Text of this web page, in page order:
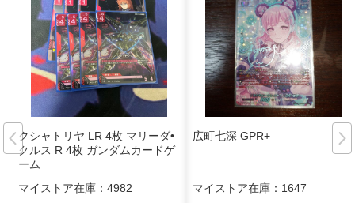
クシャトリヤ LR 4枚 マリーダ•
クルス R 4枚 ガンダムカードゲ
ーム
マイストア在庫： 4982
広町七深 GPR+
マイストア在庫： 1647